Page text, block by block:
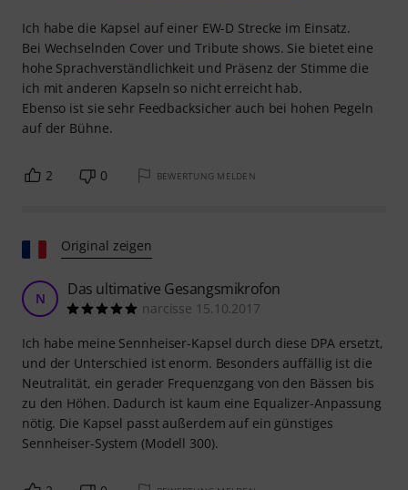
Ich habe die Kapsel auf einer EW-D Strecke im Einsatz.
Bei Wechselnden Cover und Tribute shows. Sie bietet eine
hohe Sprachverständlichkeit und Präsenz der Stimme die
ich mit anderen Kapseln so nicht erreicht hab.
Ebenso ist sie sehr Feedbacksicher auch bei hohen Pegeln
auf der Bühne.
2 0 BEWERTUNG MELDEN
Original zeigen
N Das ultimative Gesangsmikrofon
narcisse 15.10.2017
Ich habe meine Sennheiser-Kapsel durch diese DPA ersetzt,
und der Unterschied ist enorm. Besonders auffällig ist die
Neutralität, ein gerader Frequenzgang von den Bässen bis
zu den Höhen. Dadurch ist kaum eine Equalizer-Anpassung
nötig. Die Kapsel passt außerdem auf ein günstiges
Sennheiser-System (Modell 300).